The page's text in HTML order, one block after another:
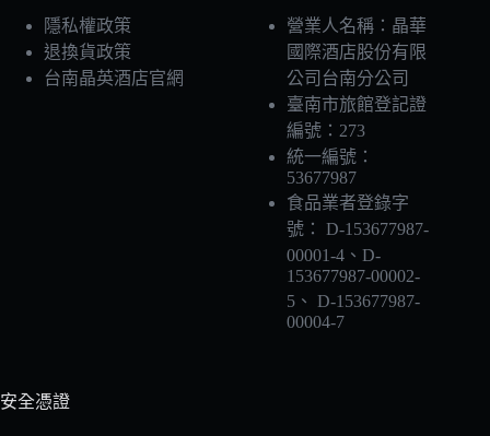
隱私權政策
退換貨政策
台南晶英酒店官網
營業人名稱：晶華
國際酒店股份有限
公司台南分公司
臺南市旅館登記證
編號：273
統一編號：
53677987
食品業者登錄字
號： D-153677987-
00001-4、D-
153677987-00002-
5、 D-153677987-
00004-7
安全憑證